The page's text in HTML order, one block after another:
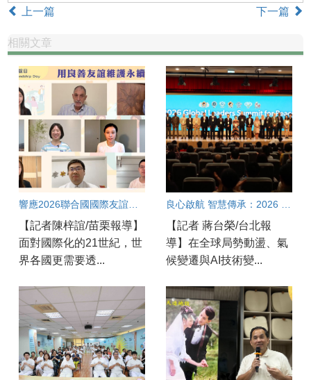
上一篇 下一篇
相關文章
【記者陳梓誼/苗栗報導】
面對國際化的21世紀，世
界各國更需要透...
【記者 蔣台榮/台北報
導】在全球局勢動盪、氣
候變遷與AI技術變...